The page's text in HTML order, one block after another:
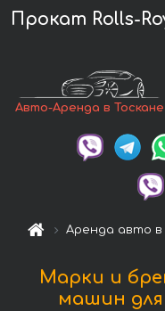
Прокат Rolls-
Авто-Аренда в Тоскане
Аренда авто в
Марки и
машин для